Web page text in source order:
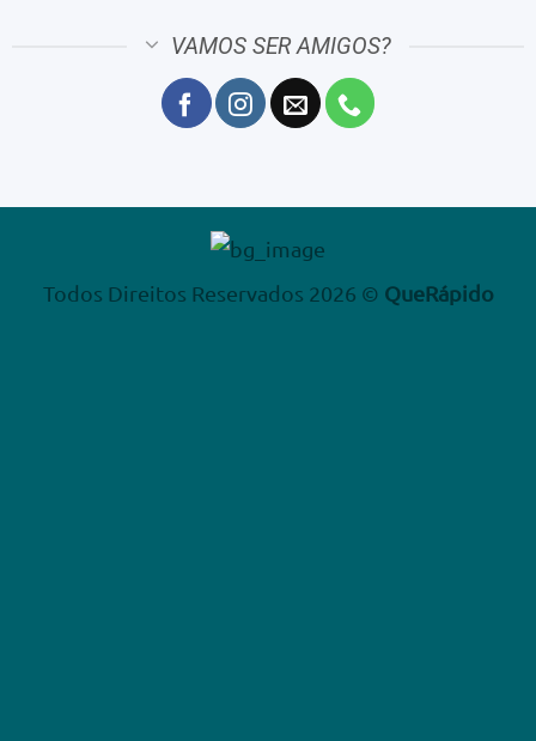
VAMOS SER AMIGOS?
Todos Direitos Reservados 2026 © QueRápido